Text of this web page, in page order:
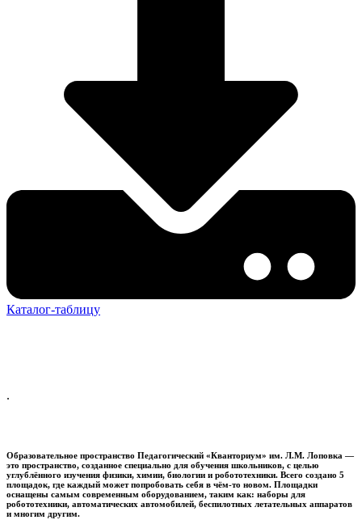
Каталог-таблицу
.
Образовательное пространство Педагогический «Кванториум» им. Л.М. Лоповка —
это пространство, созданное специально для обучения школьников, с целью
углублённого изучения физики, химии, биологии и робототехники. Всего создано 5
площадок, где каждый может попробовать себя в чём-то новом. Площадки
оснащены самым современным оборудованием, таким как: наборы для
робототехники, автоматических автомобилей, беспилотных летательных аппаратов
и многим другим.